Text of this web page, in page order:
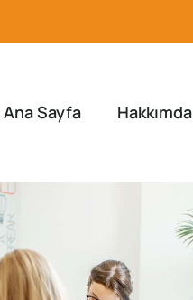
Ana Sayfa Hakkımda